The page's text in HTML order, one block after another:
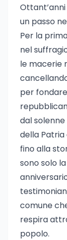
Ottant’anni
un passo
Per la
nel
le macerie
per
dal
della Patria
fino alla
sono solo
comune
respira
popolo.